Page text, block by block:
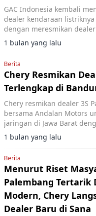
GAC Indonesia kembali
dealer kendaraan
dengan meresmikan dealer
Tubun.
1 bulan yang lalu
Berita
Chery Resmikan
Terlengkap di
Chery resmikan dealer 3S
bersama Andalan Motors
jaringan di Jawa Barat
bagi kendaraan ICE, hybrid,
1 bulan yang lalu
Berita
Menurut Riset
Palembang Tertarik
Modern, Chery
Dealer Baru di Sana